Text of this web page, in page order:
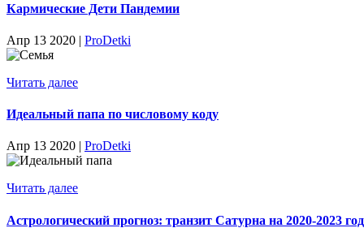
Кармические Дети Пандемии
Апр 13 2020 | ProDetki
Читать далее
Идеальный папа по числовому коду
Апр 13 2020 | ProDetki
Читать далее
Астрологический прогноз: транзит Сатурна на 2020-2023